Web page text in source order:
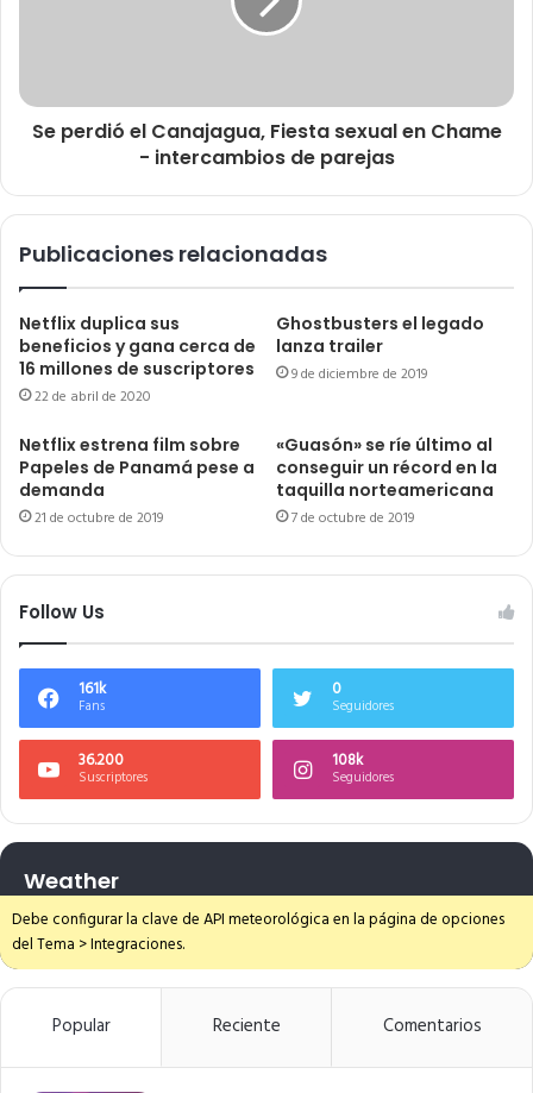
Se perdió el Canajagua, Fiesta sexual en Chame
- intercambios de parejas
Publicaciones relacionadas
Netflix duplica sus
beneficios y gana cerca de
16 millones de suscriptores
22 de abril de 2020
Ghostbusters el legado
lanza trailer
9 de diciembre de 2019
Netflix estrena film sobre
Papeles de Panamá pese a
demanda
21 de octubre de 2019
«Guasón» se ríe último al
conseguir un récord en la
taquilla norteamericana
7 de octubre de 2019
Follow Us
161k
Fans
0
Seguidores
36.200
Suscriptores
108k
Seguidores
Weather
Debe configurar la clave de API meteorológica en la página de opciones
del Tema > Integraciones.
Popular Reciente Comentarios